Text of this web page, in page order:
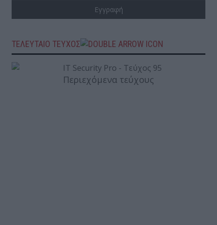
ΤΕΛΕΥΤΑΙΟ ΤΕΥΧΟΣ
Περιεχόμενα τεύχους